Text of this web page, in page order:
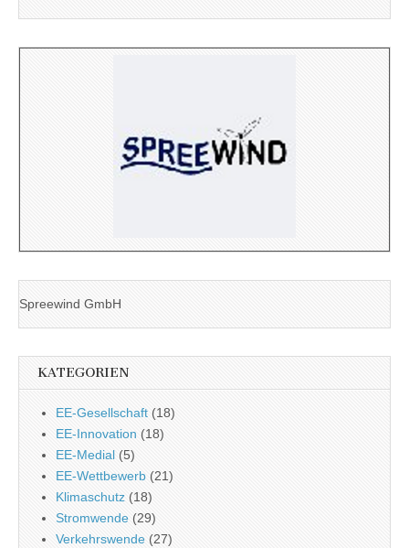
Spreewind GmbH
KATEGORIEN
EE-Gesellschaft (18)
EE-Innovation (18)
EE-Medial (5)
EE-Wettbewerb (21)
Klimaschutz (18)
Stromwende (29)
Verkehrswende (27)